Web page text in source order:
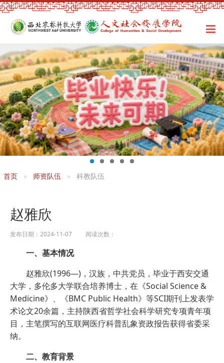
首页 师资队伍 科教队伍
赵雅欣
发布日期：2024-11-07 阅读次数：
一、基本情况
赵雅欣(1996—)，汉族，中共党员，毕业于西安交通
大学，多伦多大学联合培养博士，在《Social Science &
Medicine》、《BMC Public Health》等SCI期刊上发表学
术论文20余篇，主持陕西省哲学社会科学研究专项青年项
目，主笔撰写的互联网医疗科普乱象资政报告获得省委采
纳。
二、教育背景